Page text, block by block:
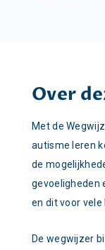
Over
Met de
autisme leren
de
gevoeligheden
en dit voor vele
De wegwijzer